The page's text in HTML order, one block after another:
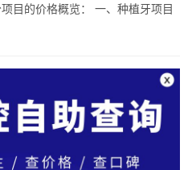
目的价格概览： 一、种植牙项目